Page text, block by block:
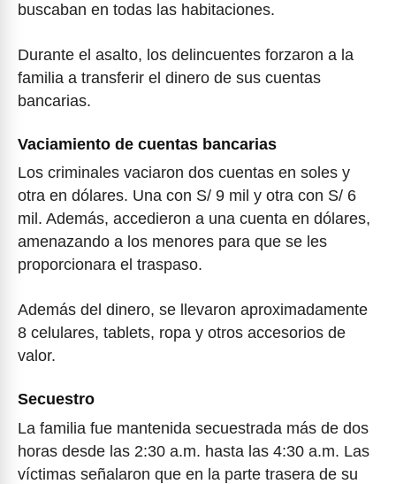
buscaban en todas las habitaciones.
Durante el asalto, los delincuentes forzaron a la
familia a transferir el dinero de sus cuentas
bancarias.
Vaciamiento de cuentas bancarias
Los criminales vaciaron dos cuentas en soles y
otra en dólares. Una con S/ 9 mil y otra con S/ 6
mil. Además, accedieron a una cuenta en dólares,
amenazando a los menores para que se les
proporcionara el traspaso.
Además del dinero, se llevaron aproximadamente
8 celulares, tablets, ropa y otros accesorios de
valor.
Secuestro
La familia fue mantenida secuestrada más de dos
horas desde las 2:30 a.m. hasta las 4:30 a.m. Las
víctimas señalaron que en la parte trasera de su